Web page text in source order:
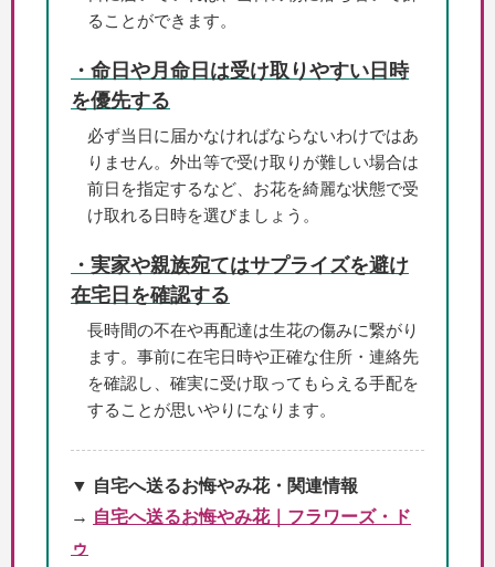
ることができます。
・命日や月命日は受け取りやすい日時
を優先する
必ず当日に届かなければならないわけではあ
りません。外出等で受け取りが難しい場合は
前日を指定するなど、お花を綺麗な状態で受
け取れる日時を選びましょう。
・実家や親族宛てはサプライズを避け
在宅日を確認する
長時間の不在や再配達は生花の傷みに繋がり
ます。事前に在宅日時や正確な住所・連絡先
を確認し、確実に受け取ってもらえる手配を
することが思いやりになります。
▼ 自宅へ送るお悔やみ花・関連情報
→ 自宅へ送るお悔やみ花｜フラワーズ・ド
ゥ